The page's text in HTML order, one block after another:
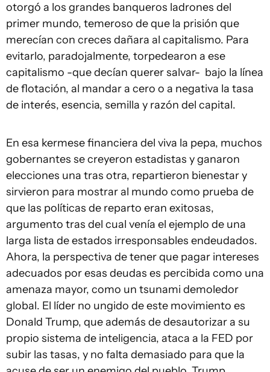
otorgó a los grandes banqueros ladrones del
primer mundo, temeroso de que la prisión que
merecían con creces dañara al capitalismo. Para
evitarlo, paradojalmente, torpedearon a ese
capitalismo -que decían querer salvar- bajo la línea
de flotación, al mandar a cero o a negativa la tasa
de interés, esencia, semilla y razón del capital.
En esa kermese financiera del viva la pepa, muchos
gobernantes se creyeron estadistas y ganaron
elecciones una tras otra, repartieron bienestar y
sirvieron para mostrar al mundo como prueba de
que las políticas de reparto eran exitosas,
argumento tras del cual venía el ejemplo de una
larga lista de estados irresponsables endeudados.
Ahora, la perspectiva de tener que pagar intereses
adecuados por esas deudas es percibida como una
amenaza mayor, como un tsunami demoledor
global. El líder no ungido de este movimiento es
Donald Trump, que además de desautorizar a su
propio sistema de inteligencia, ataca a la FED por
subir las tasas, y no falta demasiado para que la